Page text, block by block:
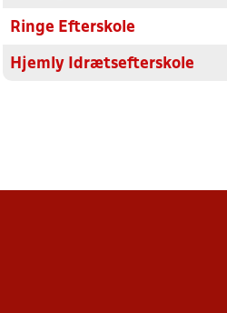
Ringe Efterskole
Hjemly Idrætsefterskole